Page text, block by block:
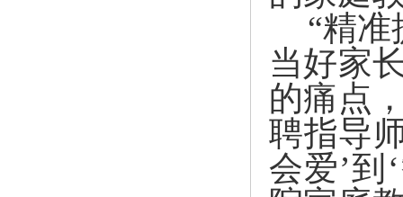
“精
当好家
的痛点
聘指导
会爱’到